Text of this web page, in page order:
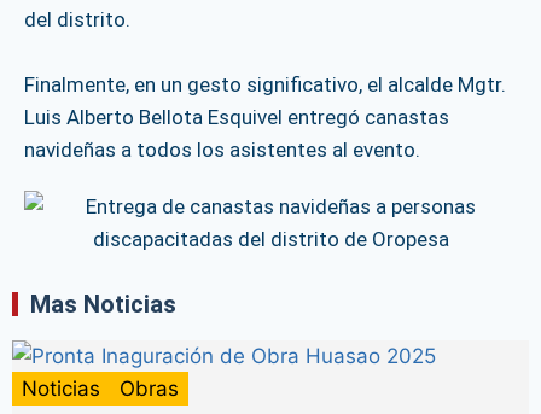
del distrito.
Finalmente, en un gesto significativo, el alcalde Mgtr.
Luis Alberto Bellota Esquivel entregó canastas
navideñas a todos los asistentes al evento.
Mas Noticias
Noticias
Obras